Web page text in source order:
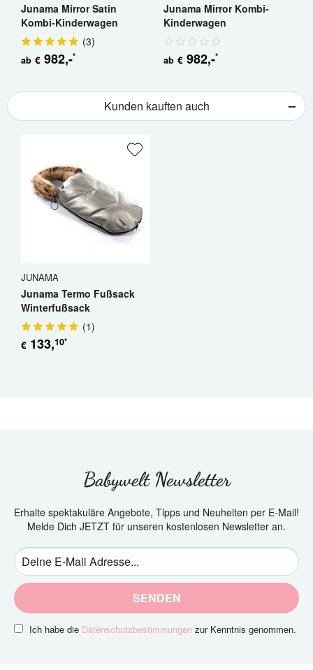
Junama Mirror Satin
Kombi-Kinderwagen
(3)
ab € 982,-*
Junama Mirror Kombi-
Kinderwagen
ab € 982,-*
Kunden kauften auch
JUNAMA
Junama Termo Fußsack
Winterfußsack
(1)
€ 133,10*
Babywelt Newsletter
Erhalte spektakuläre Angebote, Tipps und Neuheiten per E-Mail!
Melde Dich JETZT für unseren kostenlosen Newsletter an.
SENDEN
Ich habe die Datenschutzbestimmungen zur Kenntnis genommen.